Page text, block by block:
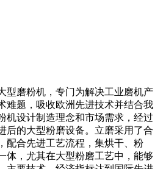
型磨粉机，专门为解决工业磨机产
难题，吸收欧洲先进技术并结合我
机设计制造理念和市场需求，经过
后的大型粉磨设备。立磨采用了合
配合先进工艺流程，集烘干、粉
体，尤其在大型粉磨工艺中，能够